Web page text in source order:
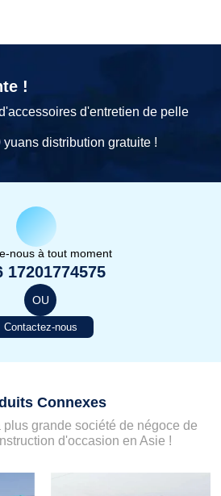
!
d'entretien de pelle
distribution gratuite !
nous à tout moment
17201774575
OU
Contactez-nous
Connexes
plus grande société de négoce de
d'occasion en Asie !